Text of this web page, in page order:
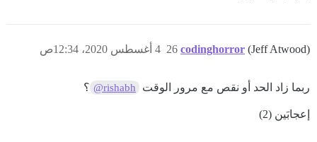
codinghorror (Jeff Atwood) 4 أغسطس 2020، 12:34ص 26
ربما زاد الحد أو نقص مع مرور الوقت @rishabh ؟
إعجابَين (2)